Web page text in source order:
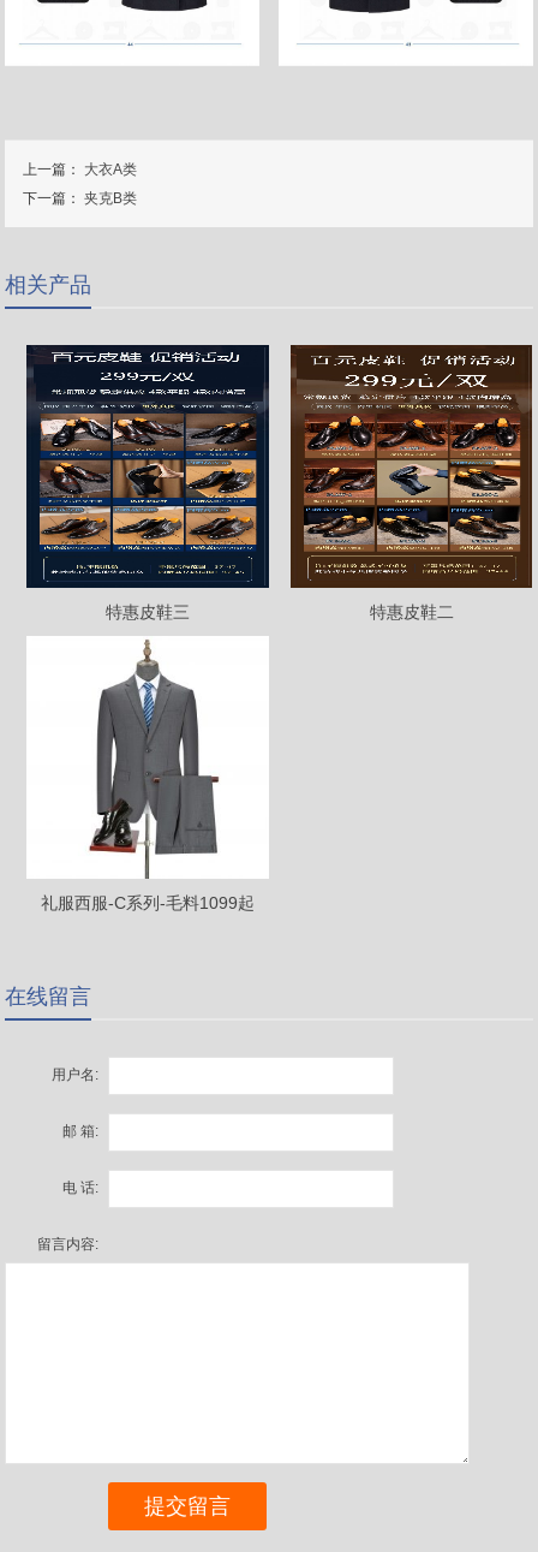
上一篇： 大衣A类
下一篇：夹克B类
相关产品
特惠皮鞋三 特惠皮鞋二
礼服西服-C系列-毛料1099起
在线留言
用户名:
邮 箱:
电 话:
留言内容: